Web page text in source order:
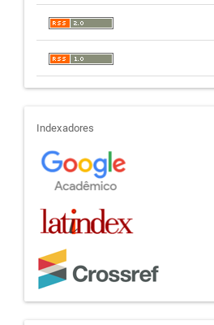
indexadores
Indexadores